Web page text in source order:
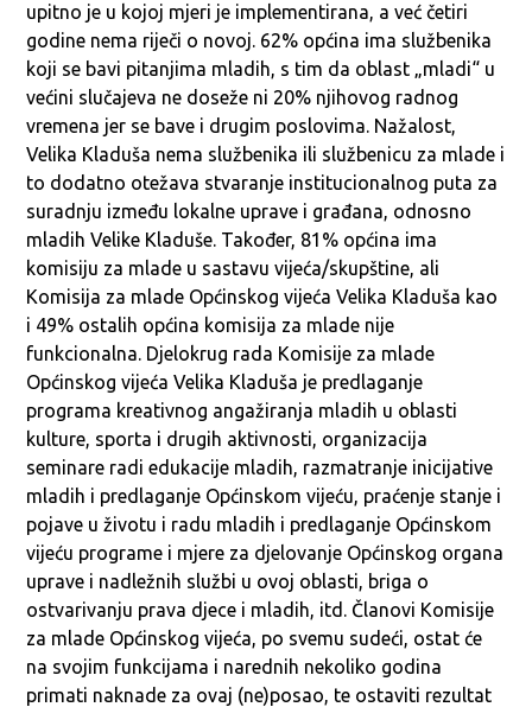
upitno je u kojoj mjeri je implementirana, a već četiri
godine nema riječi o novoj. 62% općina ima službenika
koji se bavi pitanjima mladih, s tim da oblast „mladi“ u
većini slučajeva ne doseže ni 20% njihovog radnog
vremena jer se bave i drugim poslovima. Nažalost,
Velika Kladuša nema službenika ili službenicu za mlade i
to dodatno otežava stvaranje institucionalnog puta za
suradnju između lokalne uprave i građana, odnosno
mladih Velike Kladuše. Također, 81% općina ima
komisiju za mlade u sastavu vijeća/skupštine, ali
Komisija za mlade Općinskog vijeća Velika Kladuša kao
i 49% ostalih općina komisija za mlade nije
funkcionalna. Djelokrug rada Komisije za mlade
Općinskog vijeća Velika Kladuša je predlaganje
programa kreativnog angažiranja mladih u oblasti
kulture, sporta i drugih aktivnosti, organizacija
seminare radi edukacije mladih, razmatranje inicijative
mladih i predlaganje Općinskom vijeću, praćenje stanje i
pojave u životu i radu mladih i predlaganje Općinskom
vijeću programe i mjere za djelovanje Općinskog organa
uprave i nadležnih službi u ovoj oblasti, briga o
ostvarivanju prava djece i mladih, itd. Članovi Komisije
za mlade Općinskog vijeća, po svemu sudeći, ostat će
na svojim funkcijama i narednih nekoliko godina
primati naknade za ovaj (ne)posao, te ostaviti rezultat